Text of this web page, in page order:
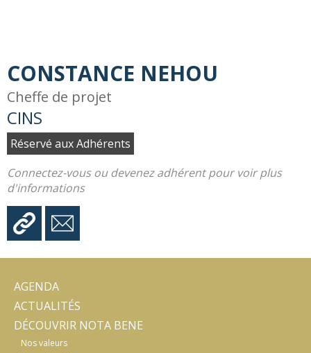
CONSTANCE NEHOU
Cheffe de projet
CINS
Réservé aux Adhérents
Connectez-vous ou devenez adhérent pour voir plus
d'informations
AGENDA
ACTUALITÉS
DÉCOUVRIR NOTA BENE
Nos valeurs